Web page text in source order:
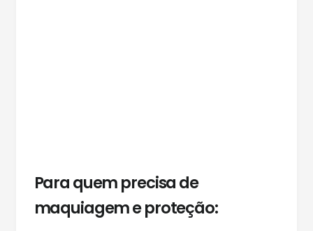
Para quem precisa de
maquiagem e proteção: